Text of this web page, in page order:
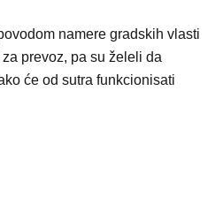
namere gradskih vlasti
prevoz, pa su želeli da
će od sutra funkcionisati